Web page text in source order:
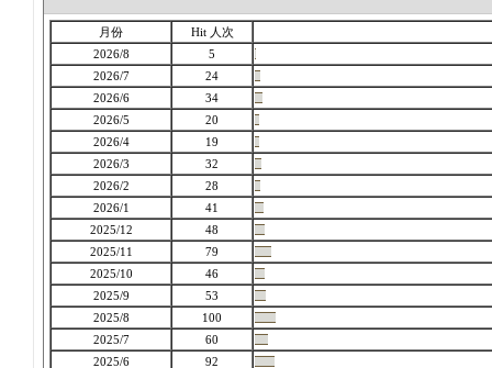
月份
Hit 人次
2026/8
5
2026/7
24
2026/6
34
2026/5
20
2026/4
19
2026/3
32
2026/2
28
2026/1
41
2025/12
48
2025/11
79
2025/10
46
2025/9
53
2025/8
100
2025/7
60
2025/6
92